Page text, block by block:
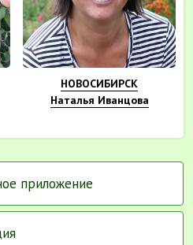
НОВОСИБИРСК
Наталья Иванцова
приложение